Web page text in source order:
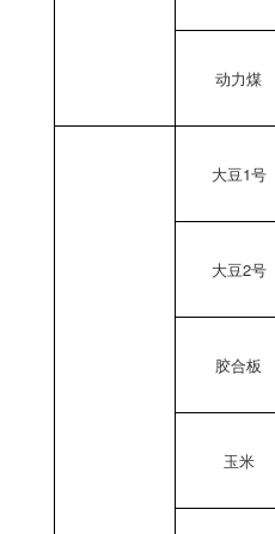
动力煤
大豆1号
大豆2号
胶合板
玉米